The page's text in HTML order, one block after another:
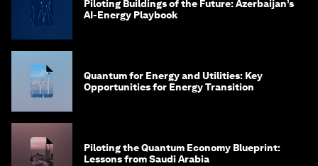
Piloting Buildings of the Future: Azerbaijan’s
AI-Energy Playbook
Quantum for Energy and Utilities: Key
Opportunities for Energy Transition
Piloting the Quantum Economy Blueprint:
Lessons from Saudi Arabia